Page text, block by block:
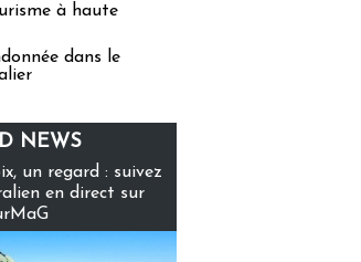
à haute
dans le
NEWS
un regard : suivez
en direct sur